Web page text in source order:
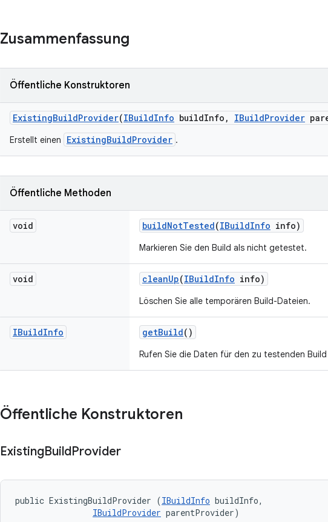
Zusammenfassung
Öffentliche Konstruktoren
ExistingBuildProvider(IBuildInfo buildInfo , IBuildProvider
Erstellt einen ExistingBuildProvider .
Öffentliche Methoden
void buildNotTested(IBuildInfo info)
Markieren Sie den Build als nicht getestet.
void cleanUp(IBuildInfo info)
Löschen Sie alle temporären Build-Dateien.
IBuildInfo getBuild()
Rufen Sie die Daten für den zu testenden
Öffentliche Konstruktoren
ExistingBuildProvider
public ExistingBuildProvider (IBuildInfo buildInfo,
IBuildProvider parentProvider)